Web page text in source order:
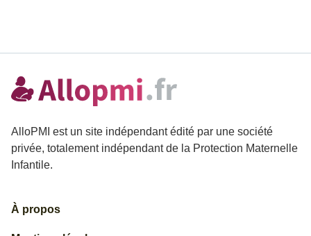
AlloPMI est un site indépendant édité par une société
privée, totalement indépendant de la Protection Maternelle
Infantile.
À propos